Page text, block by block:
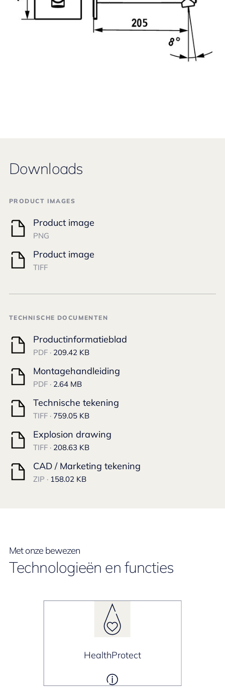
Downloads
PRODUCT IMAGES
Product image
PNG
Product image
TIFF
TECHNISCHE DOCUMENTEN
Productinformatieblad
PDF · 209.42 KB
Montagehandleiding
PDF · 2.64 MB
Technische tekening
TIFF · 759.05 KB
Explosion drawing
TIFF · 208.63 KB
CAD / Marketing tekening
ZIP · 158.02 KB
Met onze bewezen
Technologieën en functies
HealthProtect